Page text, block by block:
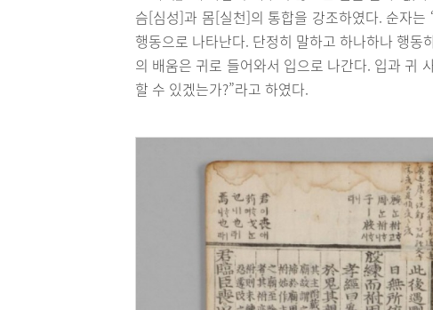
슴[심성]과 몸[실천]의 통합을 강조하였다. 순자
행동으로 나타난다. 단정히 말하고 하나하나 행동
의 배움은 귀로 들어와서 입으로 나간다. 입과 귀
할 수 있겠는가?”라고 하였다.